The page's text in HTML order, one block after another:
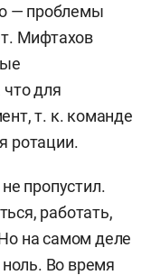
— проблемы
Мифтахов
для
т. к. команде
ротации.
пропустил.
работать,
на самом деле
Во время